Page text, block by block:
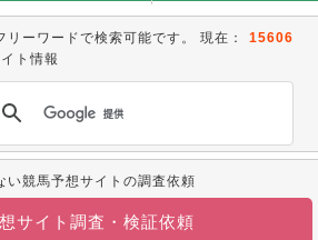
ーワードで検索可能です。 現在：
15606
ト情報
い競馬予想サイトの調査依頼
サイト調査・検証依頼